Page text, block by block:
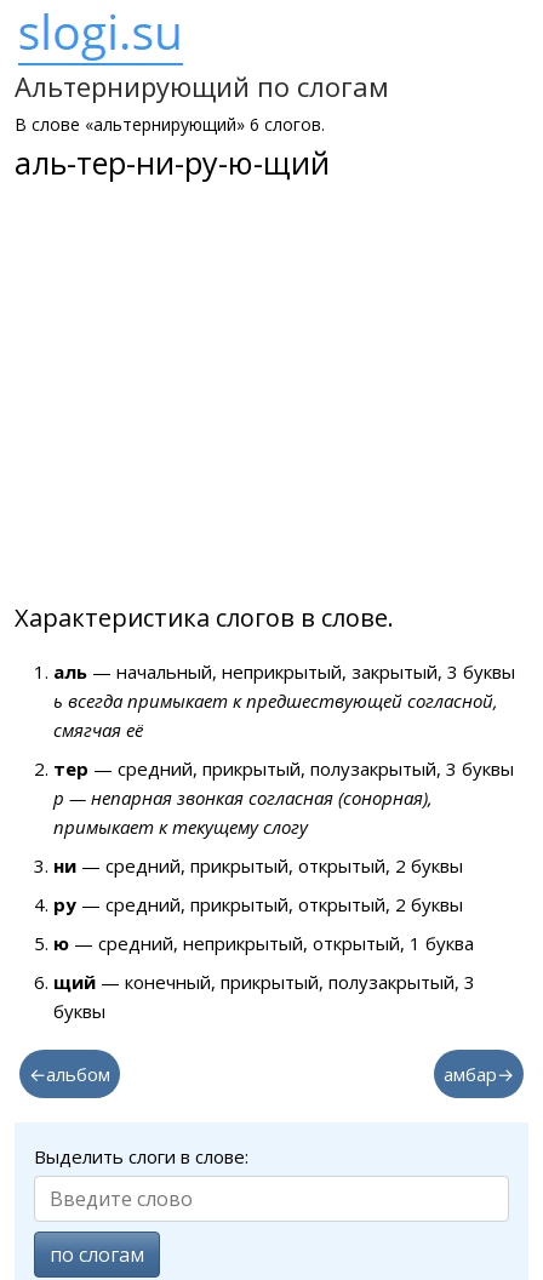
Альтернирующий по слогам
В слове «альтернирующий» 6 слогов.
аль-тер-ни-ру-ю-щий
Характеристика слогов в слове.
аль — начальный, неприкрытый, закрытый, 3 буквы
ь всегда примыкает к предшествующей согласной,
смягчая её
тер — средний, прикрытый, полузакрытый, 3 буквы
р — непарная звонкая согласная (сонорная),
примыкает к текущему слогу
ни — средний, прикрытый, открытый, 2 буквы
ру — средний, прикрытый, открытый, 2 буквы
ю — средний, неприкрытый, открытый, 1 буква
щий — конечный, прикрытый, полузакрытый, 3
буквы
←альбом амбар→
Выделить слоги в слове:
по слогам